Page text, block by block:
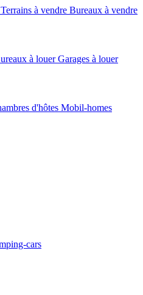
Terrains à vendre Bureaux à vendre
à louer Garages à louer
d'hôtes Mobil-homes
cars